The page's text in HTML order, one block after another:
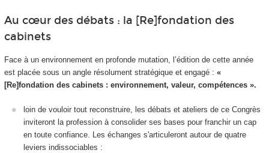
Au cœur des débats : la [Re]fondation des
cabinets
Face à un environnement en profonde mutation, l’édition de cette année
est placée sous un angle résolument stratégique et engagé : «
[Re]fondation des cabinets : environnement, valeur, compétences ».
loin de vouloir tout reconstruire, les débats et ateliers de ce Congrès
inviteront la profession à consolider ses bases pour franchir un cap
en toute confiance. Les échanges s'articuleront autour de quatre
leviers indissociables :